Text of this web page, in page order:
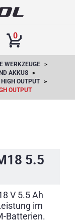
0
WERKZEUGE
AKKUS
OUTPUT
OUTPUT
5.5
V 5.5 Ah
im
Batterien.